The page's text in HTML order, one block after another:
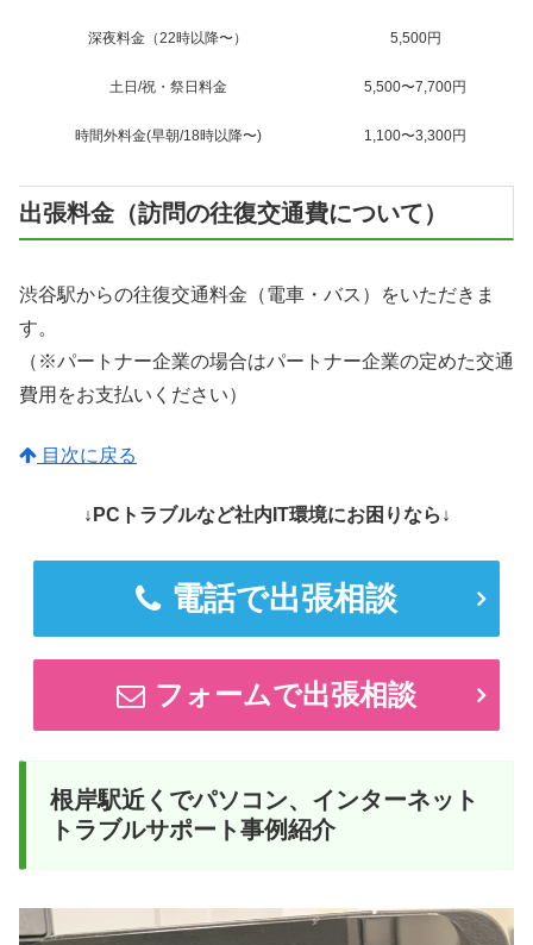
深夜料金（22時以降〜） 5,500円
土日/祝・祭日料金 5,500〜7,700円
時間外料金(早朝/18時以降〜) 1,100〜3,300円
出張料金（訪問の往復交通費について）
渋谷駅からの往復交通料金（電車・バス）をいただきま
す。
（※パートナー企業の場合はパートナー企業の定めた交通
費用をお支払いください）
目次に戻る
↓PCトラブルなど社内IT環境にお困りなら↓
電話で出張相談
フォームで出張相談
根岸駅近くでパソコン、インターネット
トラブルサポート事例紹介